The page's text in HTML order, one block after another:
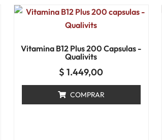
Vitamina B12 Plus 200 Capsulas -
Qualivits
$ 1.449,00
COMPRAR